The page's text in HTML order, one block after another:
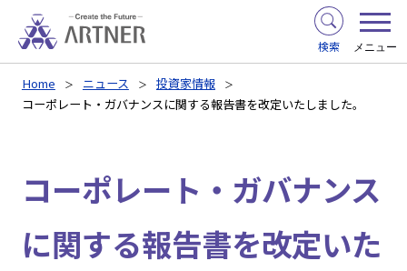
検索 メニュー
Home ニュース
投資家情報
コーポレート・ガバナンスに関する報告書を改定いたしました。
コーポレート・ガバナンス
に関する報告書を改定いた